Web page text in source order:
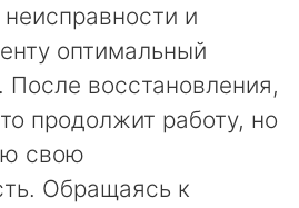
и
оптимальный
После восстановления,
продолжит работу, но
свою
Обращаясь к